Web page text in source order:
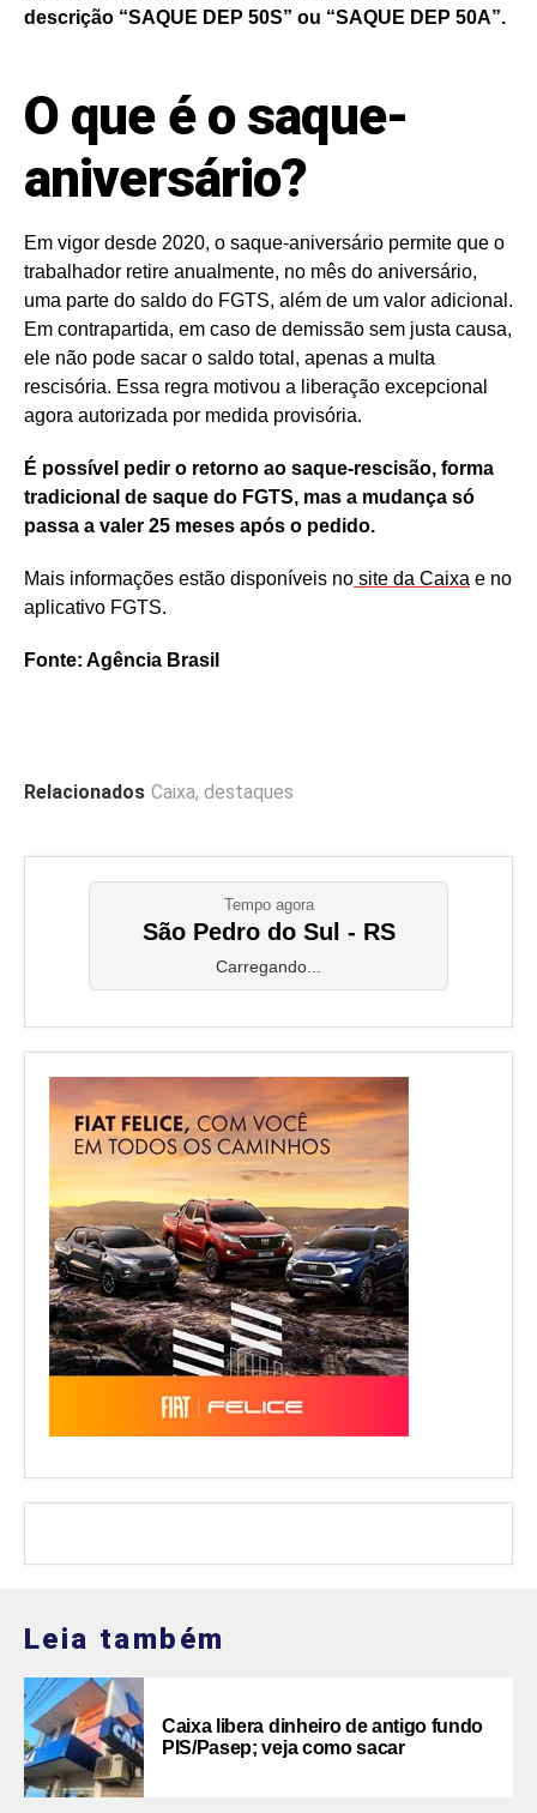
descrição “SAQUE DEP 50S” ou “SAQUE DEP 50A”.
O que é o saque-
aniversário?
Em vigor desde 2020, o saque-aniversário permite que o
trabalhador retire anualmente, no mês do aniversário,
uma parte do saldo do FGTS, além de um valor adicional.
Em contrapartida, em caso de demissão sem justa causa,
ele não pode sacar o saldo total, apenas a multa
rescisória. Essa regra motivou a liberação excepcional
agora autorizada por medida provisória.
É possível pedir o retorno ao saque-rescisão, forma
tradicional de saque do FGTS, mas a mudança só
passa a valer 25 meses após o pedido.
Mais informações estão disponíveis no site da Caixa e no
aplicativo FGTS.
Fonte: Agência Brasil
Relacionados Caixa, destaques
Tempo agora
São Pedro do Sul - RS
Carregando...
Leia também
Caixa libera dinheiro de antigo fundo
PIS/Pasep; veja como sacar